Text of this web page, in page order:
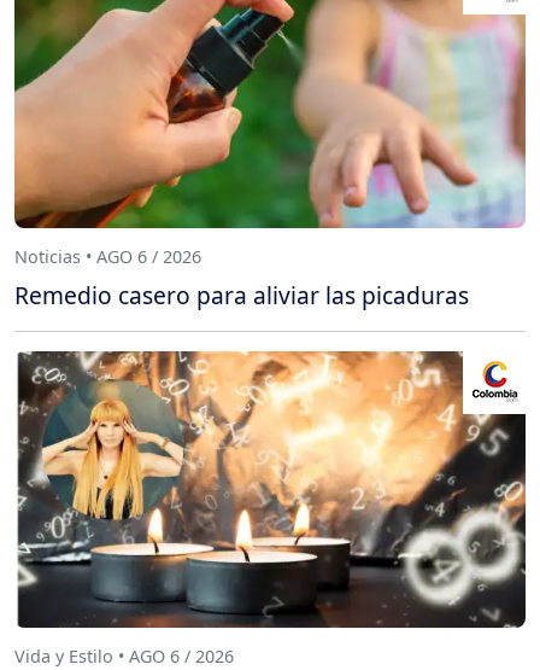
Noticias • AGO 6 / 2026
Remedio casero para aliviar las picaduras
Vida y Estilo • AGO 6 / 2026